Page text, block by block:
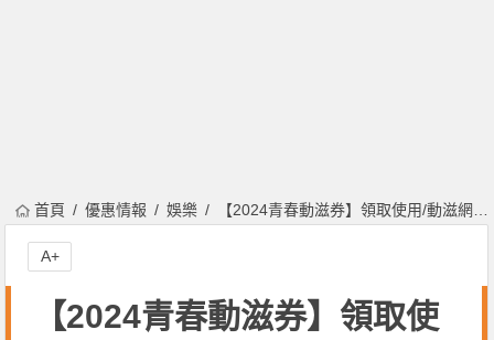
首頁 優惠情報 娛樂 【2024青春動滋券】領取使用/動滋網登記/合作店家/期限一次看！
【2024青春動滋券】領取使
A+